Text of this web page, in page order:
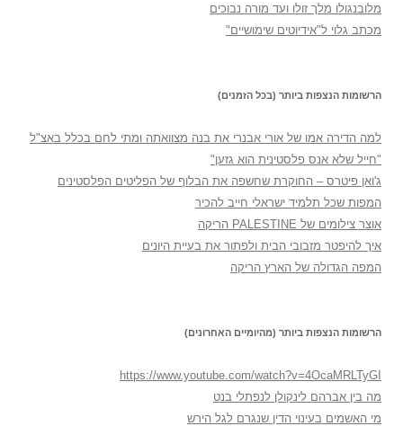
מלובנגולו מלך זולו ועד מורה נבוכים
מכתב גלוי ל"אידיוטים שימושיים"
הרשומות הנצפות ביותר (בכל הזמנים)
למה הדירה אמו של אורי אבנרי את בנה מצוואתה ומתי לחם בכלל באצ"ל
"חייל שלא אנס פלסטינית הוא גזען"
ג'ואן פיטרס – החוקרת שחשפה את הבלוף של הפליטים הפלסטינים
המפות שכל תלמיד ישראלי חייב להכיר
אוצר צילומים של PALESTINE הריקה
איך להיפטר מזבובי הבית ולפתור את בעיית היונים
המפה הגדולה של הארץ הריקה
הרשומות הנצפות ביותר (מהיומיים האחרונים)
https://www.youtube.com/watch?v=4OcaMRLTyGI
מה בין אברהם לינקולן לנפתלי בנט
מי האשמים בעינוי הדין שנגרם לגל הירש